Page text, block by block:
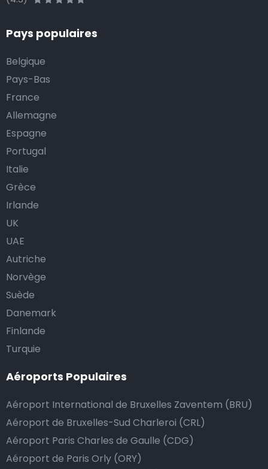
Pays populaires
Belgique
Pays-Bas
France
Allemagne
Espagne
Portugal
Italie
Grèce
Irlande
UK
UAE
Autriche
Norvège
Suède
Danemark
Finlande
Turquie
Aéroports Populaires
Aéroport International de Bruxelles Zaventem (BRU)
Aéroport de Bruxelles-Sud Charleroi (CRL)
Aéroport Paris Charles de Gaulle (CDG)
Aéroport de Paris Orly (ORY)